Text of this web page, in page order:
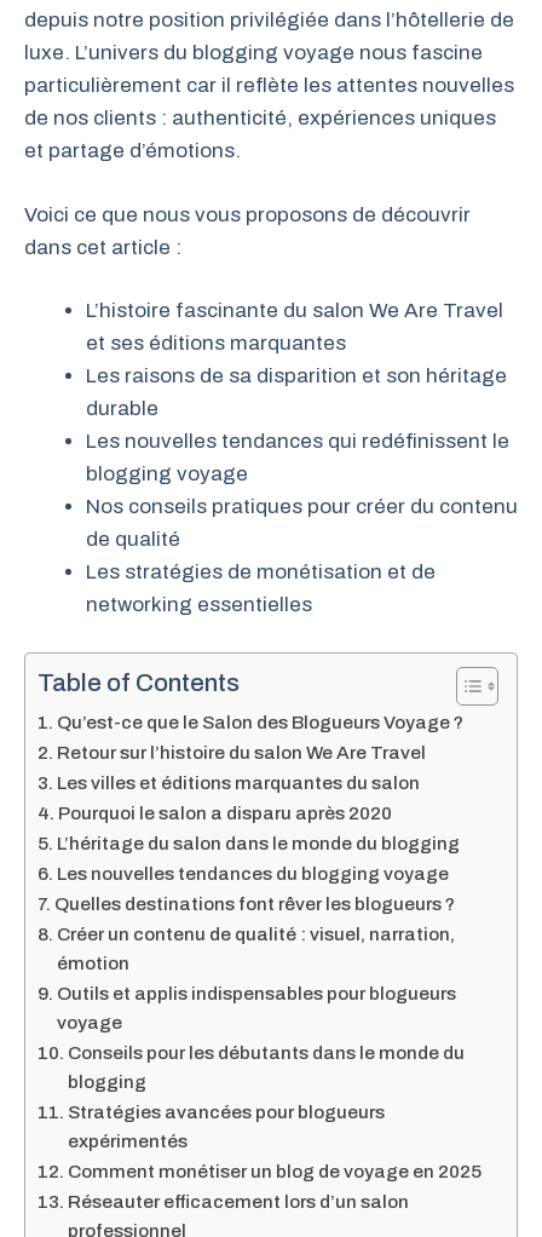
depuis notre position privilégiée dans l’hôtellerie de
luxe. L’univers du blogging voyage nous fascine
particulièrement car il reflète les attentes nouvelles
de nos clients : authenticité, expériences uniques
et partage d’émotions.
Voici ce que nous vous proposons de découvrir
dans cet article :
L’histoire fascinante du salon We Are Travel
et ses éditions marquantes
Les raisons de sa disparition et son héritage
durable
Les nouvelles tendances qui redéfinissent le
blogging voyage
Nos conseils pratiques pour créer du contenu
de qualité
Les stratégies de monétisation et de
networking essentielles
Table of Contents
Qu’est-ce que le Salon des Blogueurs Voyage ?
Retour sur l’histoire du salon We Are Travel
Les villes et éditions marquantes du salon
Pourquoi le salon a disparu après 2020
L’héritage du salon dans le monde du blogging
Les nouvelles tendances du blogging voyage
Quelles destinations font rêver les blogueurs ?
Créer un contenu de qualité : visuel, narration,
émotion
Outils et applis indispensables pour blogueurs
voyage
Conseils pour les débutants dans le monde du
blogging
Stratégies avancées pour blogueurs
expérimentés
Comment monétiser un blog de voyage en 2025
Réseauter efficacement lors d’un salon
professionnel